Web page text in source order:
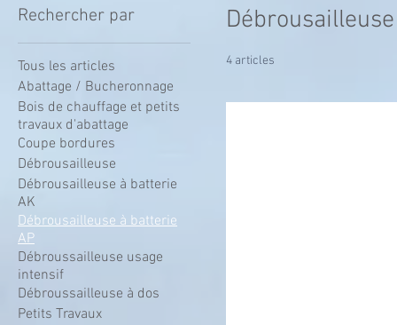
Rechercher par
Tous les articles
Abattage / Bucheronnage
Bois de chauffage et petits
travaux d'abattage
Coupe bordures
Débrousailleuse
Débrousailleuse à batterie
AK
Débrousailleuse à batterie
AP
Débroussailleuse usage
intensif
Débroussailleuse à dos
Petits Travaux
4 articles